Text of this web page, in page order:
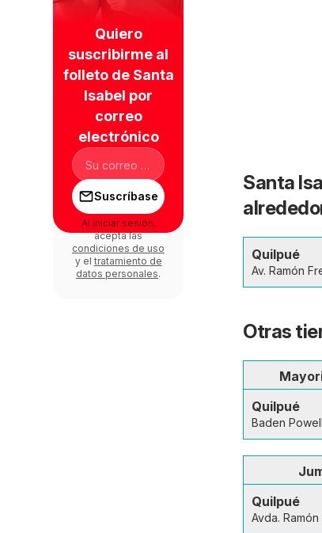
Santa
Quilpué
Av. Ramón
Otras
Quilpué
Baden
Quilpué
Avda. Ramón
Quiero
suscribirme al
folleto de Santa
Isabel por
correo
electrónico
Suscríbase
Al iniciar sesión,
acepta las
condiciones de uso
y el tratamiento de
datos personales.